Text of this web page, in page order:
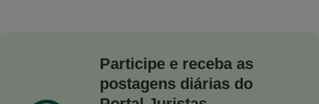
Participe e receba as
postagens diárias do